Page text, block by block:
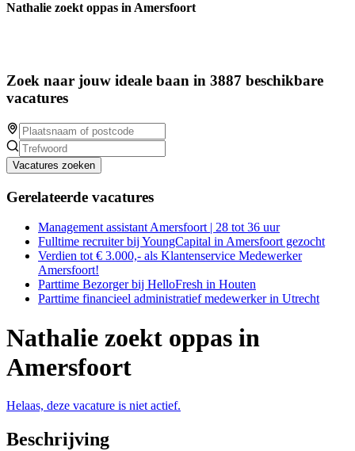
Nathalie zoekt oppas in Amersfoort
Zoek naar jouw ideale baan in 3887 beschikbare
vacatures
Vacatures zoeken
Gerelateerde vacatures
Management assistant Amersfoort | 28 tot 36 uur
Fulltime recruiter bij YoungCapital in Amersfoort gezocht
Verdien tot € 3.000,- als Klantenservice Medewerker
Amersfoort!
Parttime Bezorger bij HelloFresh in Houten
Parttime financieel administratief medewerker in Utrecht
Nathalie zoekt oppas in
Amersfoort
Helaas, deze vacature is niet actief.
Beschrijving